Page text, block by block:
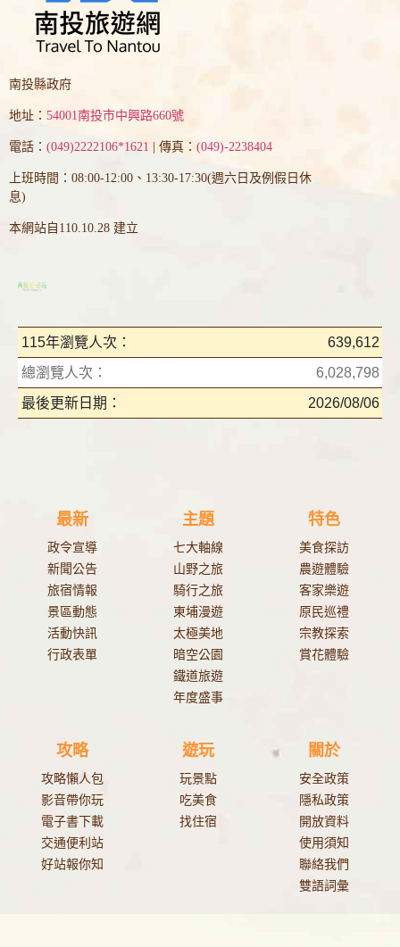
南投縣政府
地址： 54001南投市中興路660號
電話： (049)2222106*1621 | 傳真： (049)-2238404
上班時間：08:00-12:00、13:30-17:30(週六日及例假日休
息)
本網站自110.10.28 建立
115年瀏覽人次：
639,612
總瀏覽人次：
6,028,798
最後更新日期：
2026/08/06
最新
政令宣導
新聞公告
旅宿情報
景區動態
活動快訊
行政表單
主題
七大軸線
山野之旅
騎行之旅
東埔漫遊
太極美地
暗空公園
鐵道旅遊
年度盛事
特色
美食探訪
農遊體驗
客家樂遊
原民巡禮
宗教探索
賞花體驗
攻略
攻略懶人包
影音帶你玩
電子書下載
交通便利站
好站報你知
遊玩
玩景點
吃美食
找住宿
關於
安全政策
隱私政策
開放資料
使用須知
聯絡我們
雙語詞彙